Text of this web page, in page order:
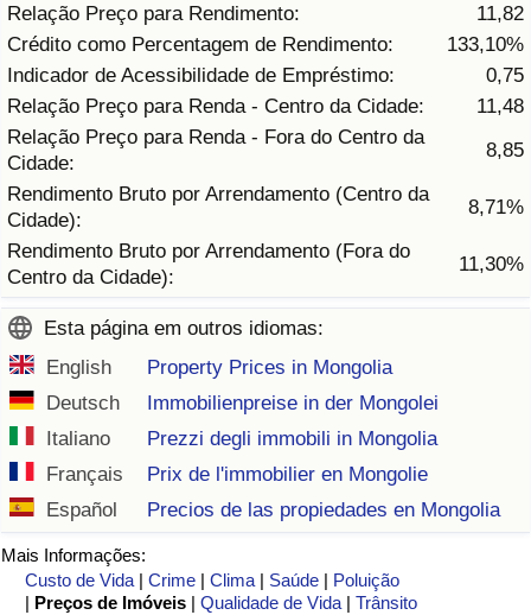
Relação Preço para Rendimento:
11,82
Crédito como Percentagem de Rendimento:
133,10%
Indicador de Acessibilidade de Empréstimo:
0,75
Relação Preço para Renda - Centro da Cidade:
11,48
Relação Preço para Renda - Fora do Centro da
Cidade:
8,85
Rendimento Bruto por Arrendamento (Centro da
Cidade):
8,71%
Rendimento Bruto por Arrendamento (Fora do
Centro da Cidade):
11,30%
Esta página em outros idiomas:
English
Property Prices in Mongolia
Deutsch
Immobilienpreise in der Mongolei
Italiano
Prezzi degli immobili in Mongolia
Français
Prix de l'immobilier en Mongolie
Español
Precios de las propiedades en Mongolia
Mais Informações:
Custo de Vida |Crime |Clima | Saúde | Poluição
| Preços de Imóveis |Qualidade de Vida |Trânsito
Indicador de Poluição por País
Trânsito
Indicador de Trânsito
Indicador de Trânsito (Atual)
Indicador de Trânsito por País